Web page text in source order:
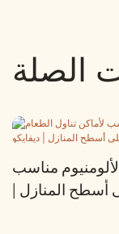
الصلة
مناسب
أسطح المنازل |